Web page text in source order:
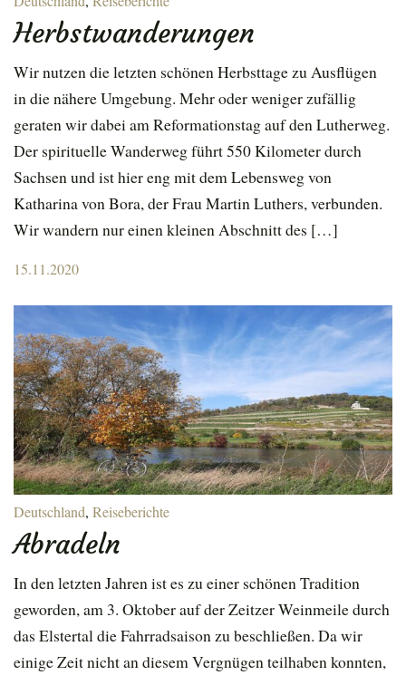
Herbstwanderungen
Wir nutzen die letzten schönen Herbsttage zu Ausflügen
in die nähere Umgebung. Mehr oder weniger zufällig
geraten wir dabei am Reformationstag auf den Lutherweg.
Der spirituelle Wanderweg führt 550 Kilometer durch
Sachsen und ist hier eng mit dem Lebensweg von
Katharina von Bora, der Frau Martin Luthers, verbunden.
Wir wandern nur einen kleinen Abschnitt des […]
Posted
15.11.2020
Deutschland, Reiseberichte
Abradeln
In den letzten Jahren ist es zu einer schönen Tradition
geworden, am 3. Oktober auf der Zeitzer Weinmeile durch
das Elstertal die Fahrradsaison zu beschließen. Da wir
einige Zeit nicht an diesem Vergnügen teilhaben konnten,